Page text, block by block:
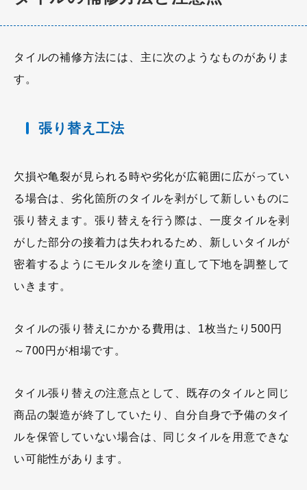
タイルの補修方法には、主に次のようなものがありま
す。
張り替え工法
欠損や亀裂が見られる時や劣化が広範囲に広がってい
る場合は、劣化箇所のタイルを剥がして新しいものに
張り替えます。張り替えを行う際は、一度タイルを剥
がした部分の接着力は失われるため、新しいタイルが
密着するようにモルタルを塗り直して下地を調整して
いきます。
タイルの張り替えにかかる費用は、1枚当たり500円
～700円が相場です。
タイル張り替えの注意点として、既存のタイルと同じ
商品の製造が終了していたり、自分自身で予備のタイ
ルを保管していない場合は、同じタイルを用意できな
い可能性があります。